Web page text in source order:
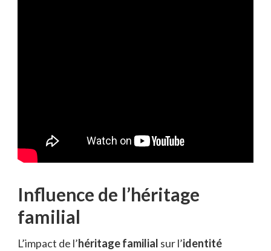
Influence de l’héritage
familial
L’impact de l’héritage familial sur l’identité